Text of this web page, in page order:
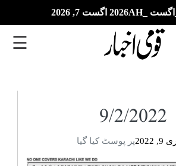
پیپر
☰
9/2/2022
پر پوسٹ کیا گیا